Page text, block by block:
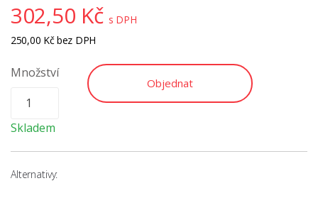
302,50 Kč s DPH
250,00 Kčbez DPH
Množství
Skladem
Objednat
Alternativy: